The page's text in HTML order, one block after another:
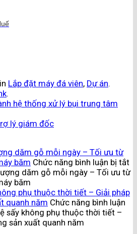
Lắp đặt máy đá viên, Dự án.
.
hệ thống xử lý bụi trung tâm
lý giám đốc
dăm gỗ mỗi ngày – Tối ưu từ
băm Chức năng bình luận bị tắt
dăm gỗ mỗi ngày – Tối ưu từ
băm
phụ thuộc thời tiết – Giải pháp
quanh năm Chức năng bình luận
sấy không phụ thuộc thời tiết –
sản xuất quanh năm